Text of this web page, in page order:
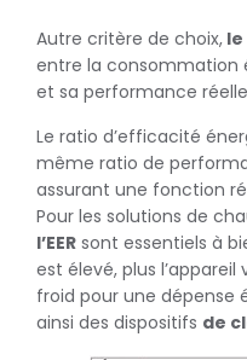
Autre critère de choix, le
entre la consommation
et sa performance
Le ratio d’efficacité
même ratio de
assurant une fonction
Pour les solutions de
l’EER sont essentiels à
est élevé, plus
froid pour une dépense
ainsi des dispositifs de